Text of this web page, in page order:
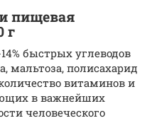
пищевая
г
быстрых углеводов
мальтоза, полисахарид
витаминов и
в важнейших
человеческого